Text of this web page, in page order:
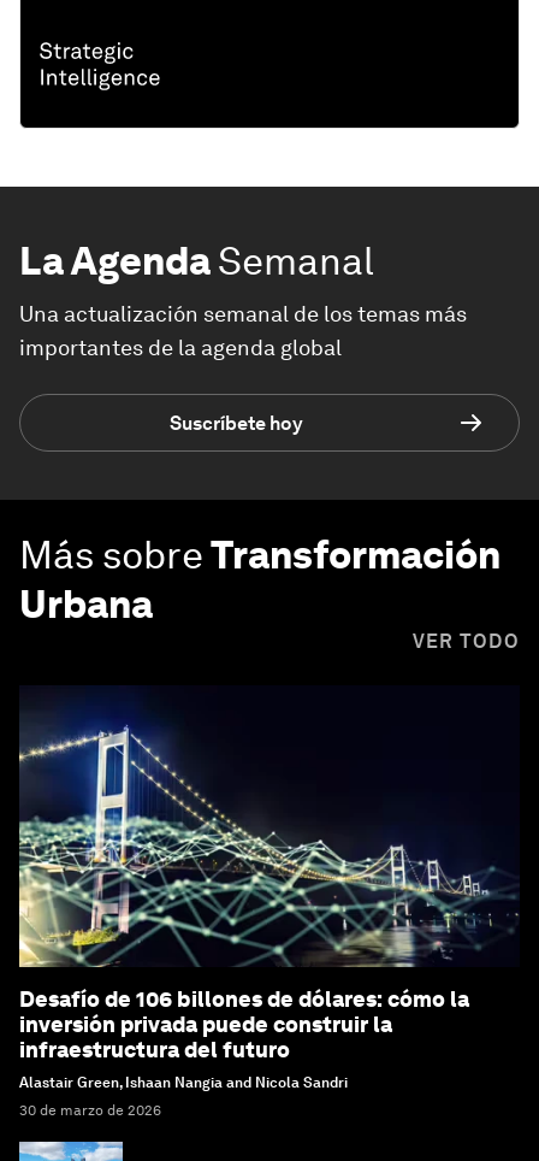
La AgendaSemanal
Una actualización semanal de los temas más
importantes de la agenda global
Suscríbete hoy
Más sobreTransformación
Urbana
VER TODO
Desafío de 106 billones de dólares: cómo la
inversión privada puede construir la
infraestructura del futuro
Alastair Green, Ishaan Nangia and Nicola Sandri
30 de marzo de 2026